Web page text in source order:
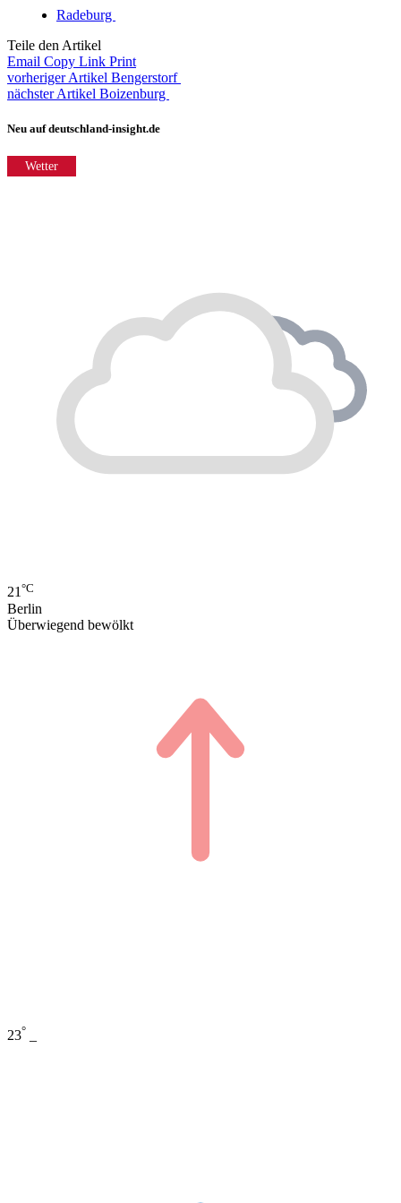
Radeburg
Teile den Artikel
Email Copy Link Print
vorheriger Artikel Bengerstorf
nächster Artikel Boizenburg
Neu auf deutschland-insight.de
Wetter
21°C
Berlin
Überwiegend bewölkt
23°